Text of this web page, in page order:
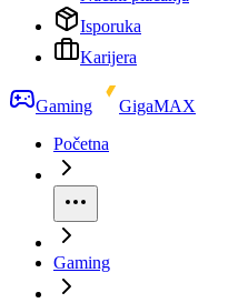
Isporuka
Karijera
Gaming
GigaMAX
Početna
Gaming